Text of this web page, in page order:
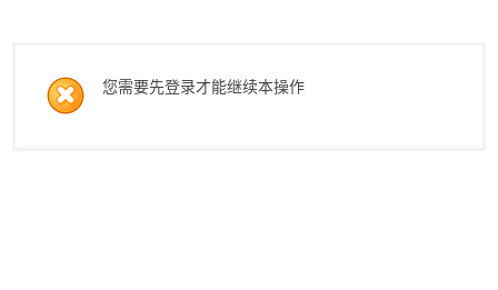
您需要先登录才能继续本操作